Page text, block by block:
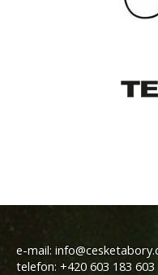
e-mail:
telefon: +420 603 183 603